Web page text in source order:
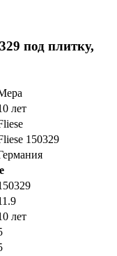
под плитку,
лет
150329
лет